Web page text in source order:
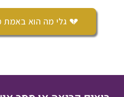
💔 גלי מה הוא באמת